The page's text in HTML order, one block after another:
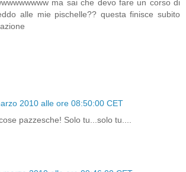
ma sai che devo fare un corso di
alle mie pischelle?? questa finisce subito
2010 alle ore 08:50:00 CET
pazzesche! Solo tu...solo tu....